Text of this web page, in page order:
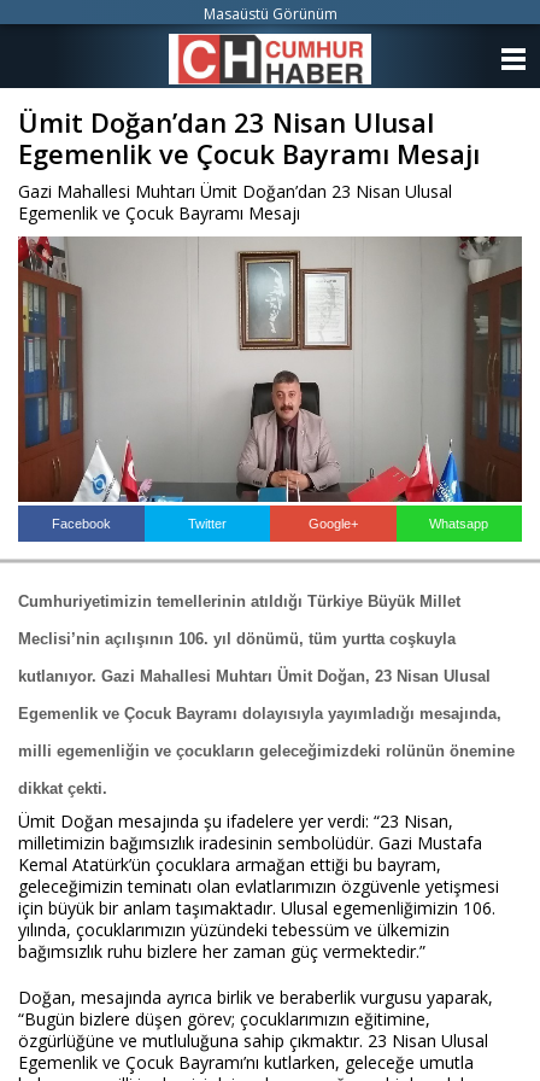
Ümit Doğan’dan 23 Nisan Ulusal
Egemenlik ve Çocuk Bayramı Mesajı
Gazi Mahallesi Muhtarı Ümit Doğan’dan 23 Nisan Ulusal
Egemenlik ve Çocuk Bayramı Mesajı
Facebook Twitter Google+ Whatsapp
Cumhuriyetimizin temellerinin atıldığı Türkiye Büyük Millet
Meclisi’nin açılışının 106. yıl dönümü, tüm yurtta coşkuyla
kutlanıyor. Gazi Mahallesi Muhtarı Ümit Doğan, 23 Nisan Ulusal
Egemenlik ve Çocuk Bayramı dolayısıyla yayımladığı mesajında,
milli egemenliğin ve çocukların geleceğimizdeki rolünün önemine
dikkat çekti.
Ümit Doğan mesajında şu ifadelere yer verdi: “23 Nisan,
milletimizin bağımsızlık iradesinin sembolüdür. Gazi Mustafa
Kemal Atatürk’ün çocuklara armağan ettiği bu bayram,
geleceğimizin teminatı olan evlatlarımızın özgüvenle yetişmesi
için büyük bir anlam taşımaktadır. Ulusal egemenliğimizin 106.
yılında, çocuklarımızın yüzündeki tebessüm ve ülkemizin
bağımsızlık ruhu bizlere her zaman güç vermektedir.”
Doğan, mesajında ayrıca birlik ve beraberlik vurgusu yaparak,
“Bugün bizlere düşen görev; çocuklarımızın eğitimine,
özgürlüğüne ve mutluluğuna sahip çıkmaktır. 23 Nisan Ulusal
Egemenlik ve Çocuk Bayramı’nı kutlarken, geleceğe umutla
Masaüstü Görünüm
KATEGORİLER
İLETİŞİM